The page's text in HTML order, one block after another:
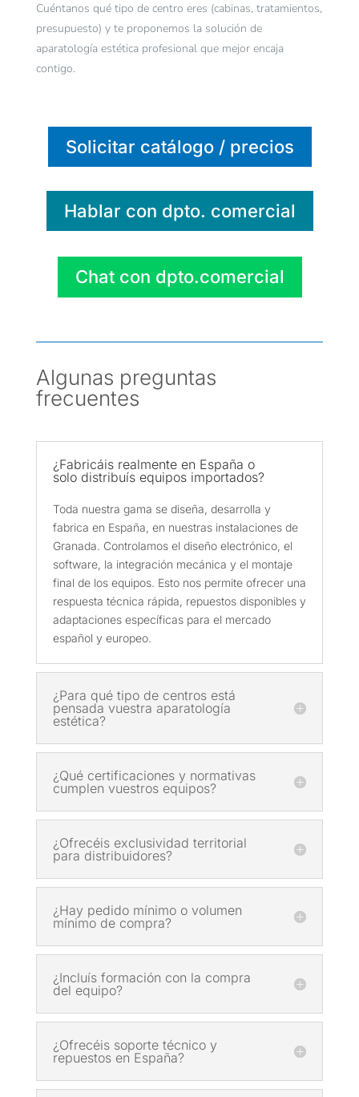
Cuéntanos qué tipo de centro eres (cabinas, tratamientos,
presupuesto) y te proponemos la solución de
aparatología estética profesional que mejor encaja
contigo.
Solicitar catálogo / precios
Hablar con dpto. comercial
Chat con dpto.comercial
Algunas preguntas
frecuentes
¿Fabricáis realmente en España o
solo distribuís equipos importados?
Toda nuestra gama se diseña, desarrolla y
fabrica en España, en nuestras instalaciones de
Granada. Controlamos el diseño electrónico, el
software, la integración mecánica y el montaje
final de los equipos. Esto nos permite ofrecer una
respuesta técnica rápida, repuestos disponibles y
adaptaciones específicas para el mercado
español y europeo.
¿Para qué tipo de centros está
pensada vuestra aparatología
estética?
¿Qué certificaciones y normativas
cumplen vuestros equipos?
¿Ofrecéis exclusividad territorial
para distribuidores?
¿Hay pedido mínimo o volumen
mínimo de compra?
¿Incluís formación con la compra
del equipo?
¿Ofrecéis soporte técnico y
repuestos en España?